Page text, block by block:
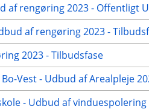
af rengøring 2023 - Offentligt
af rengøring 2023 -
2023 - Tilbudsfase
Vest - Udbud af Arealpleje
- Udbud af